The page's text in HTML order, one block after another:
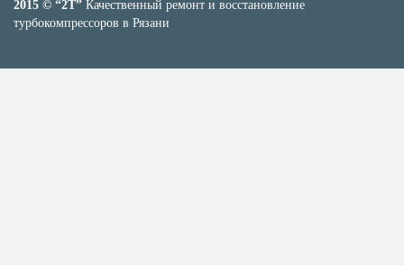
2015 © “2T” Качественный ремонт и восстановление
турбокомпрессоров в Рязани